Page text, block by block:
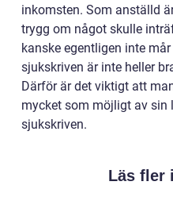
inkomsten. Som anställd
trygg om något skulle
kanske egentligen inte
sjukskriven är inte heller
Därför är det viktigt att
mycket som möjligt av sin
sjukskriven.
Läs fler